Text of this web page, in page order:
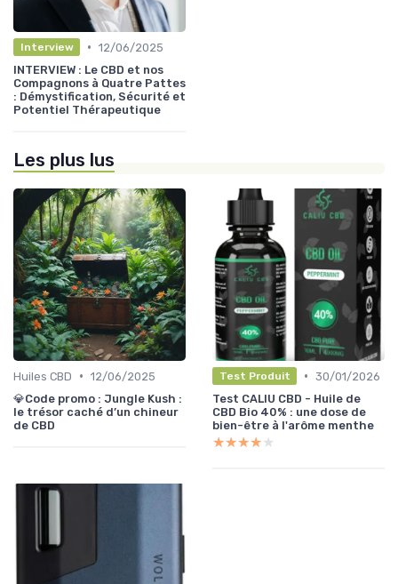
Interview • 12/06/2025
INTERVIEW : Le CBD et nos
Compagnons à Quatre Pattes
: Démystification, Sécurité et
Potentiel Thérapeutique
Les plus lus
Huiles CBD • 12/06/2025
💎Code promo : Jungle Kush :
le trésor caché d’un chineur
de CBD
Test Produit • 30/01/2026
Test CALIU CBD - Huile de
CBD Bio 40% : une dose de
bien-être à l'arôme menthe
★★★★★
★★★★★